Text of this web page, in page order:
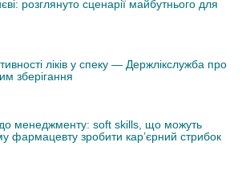
розглянуто сценарії майбутнього для
ліків у спеку — Держлікслужба про
зберігання
менеджменту: soft skills, що можуть
фармацевту зробити кар’єрний стрибок